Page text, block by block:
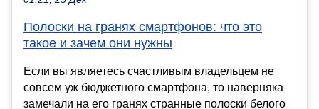
Полоски на гранях смартфонов: что это
такое и зачем они нужны
Если вы являетесь счастливым владельцем не
совсем уж бюджетного смартфона, то наверняка
замечали на его гранях странные полоски белого